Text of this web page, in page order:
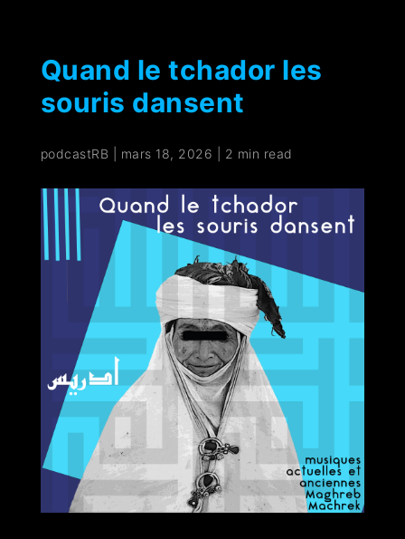
Quand le tchador les
souris dansent
podcastRB mars 18, 2026 2 min read